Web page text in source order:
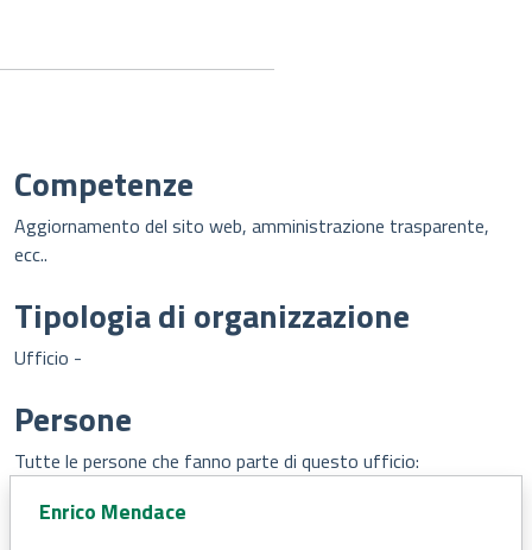
Competenze
Aggiornamento del sito web, amministrazione trasparente,
ecc..
Tipologia di organizzazione
Ufficio -
Persone
Tutte le persone che fanno parte di questo ufficio:
Enrico Mendace